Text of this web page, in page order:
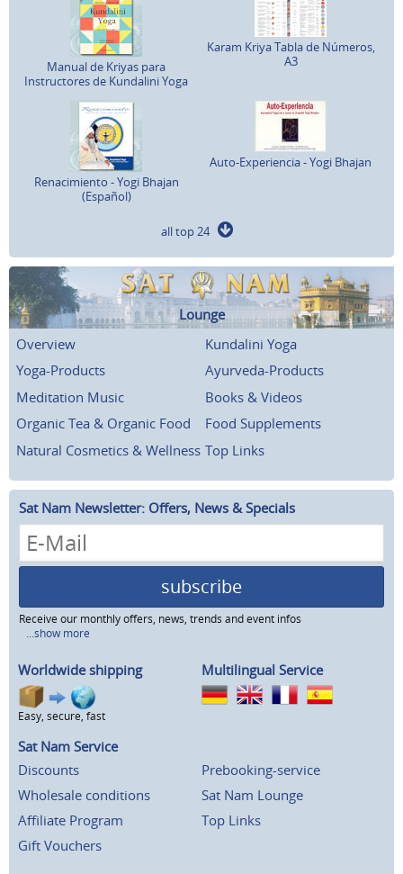
Manual de Kriyas para
Instructores de Kundalini Yoga
Karam Kriya Tabla de Números,
A3
Renacimiento - Yogi Bhajan
(Español)
Auto-Experiencia - Yogi Bhajan
all top 24
Lounge
Overview
Kundalini Yoga
Yoga-Products
Ayurveda-Products
Meditation Music
Books & Videos
Organic Tea & Organic Food
Food Supplements
Natural Cosmetics & Wellness Top Links
Sat Nam Newsletter: Offers, News & Specials
subscribe
Receive our monthly offers, news, trends and event infos
...show more
Worldwide shipping
Easy, secure, fast
Multilingual Service
Sat Nam Service
Discounts
Wholesale conditions
Affiliate Program
Gift Vouchers
Prebooking-service
Sat Nam Lounge
Top Links